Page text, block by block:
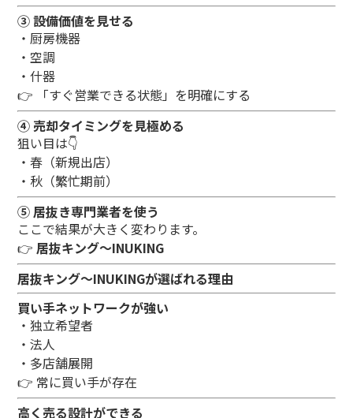
③ 設備価値を見せる
・厨房機器
・空調
・什器
👉 「すぐ営業できる状態」を明確にする
④ 売却タイミングを見極める
狙い目は👇
・春（新規出店）
・秋（繁忙期前）
⑤ 居抜き専門業者を使う
ここで結果が大きく変わります。
👉居抜キング～INUKING
居抜キング～INUKINGが選ばれる理由
買い手ネットワークが強い
・独立希望者
・法人
・多店舗展開
👉 常に買い手が存在
高く売る設計ができる